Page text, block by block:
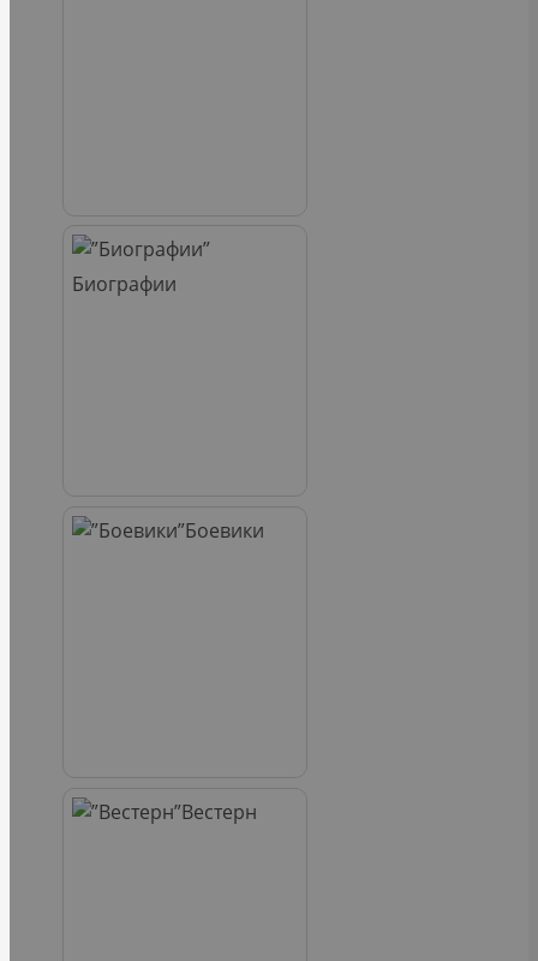
Биографии
Боевики
Вестерн